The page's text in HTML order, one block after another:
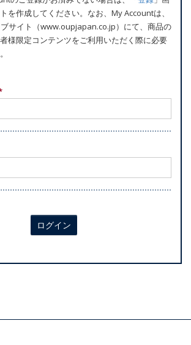
を作成してください。なお、My Accountは、
サイト（www.oupjapan.co.jp）にて、商品の
様限定コンテンツをご利用いただく際に必要
ログイン